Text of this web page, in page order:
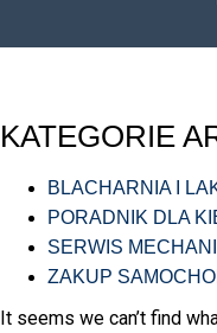
KATEGORIE
BLACHARNIA I
PORADNIK DLA
SERWIS
ZAKUP
It seems we can’t find